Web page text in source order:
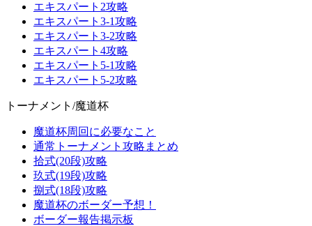
エキスパート2攻略
エキスパート3-1攻略
エキスパート3-2攻略
エキスパート4攻略
エキスパート5-1攻略
エキスパート5-2攻略
トーナメント/魔道杯
魔道杯周回に必要なこと
通常トーナメント攻略まとめ
拾式(20段)攻略
玖式(19段)攻略
捌式(18段)攻略
魔道杯のボーダー予想！
ボーダー報告掲示板